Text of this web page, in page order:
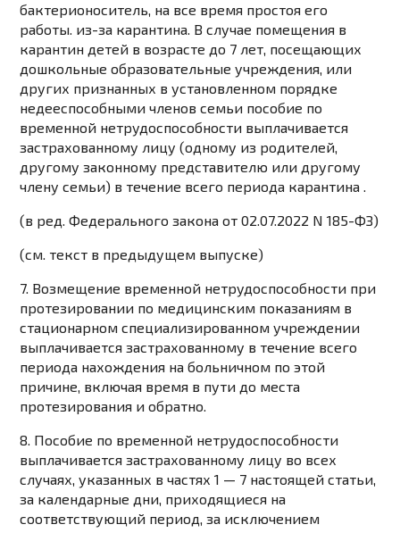
бактерионоситель, на все время простоя его
работы. из-за карантина. В случае помещения в
карантин детей в возрасте до 7 лет, посещающих
дошкольные образовательные учреждения, или
других признанных в установленном порядке
недееспособными членов семьи пособие по
временной нетрудоспособности выплачивается
застрахованному лицу (одному из родителей,
другому законному представителю или другому
члену семьи) в течение всего периода карантина .
(в ред. Федерального закона от 02.07.2022 N 185-ФЗ)
(см. текст в предыдущем выпуске)
7. Возмещение временной нетрудоспособности при
протезировании по медицинским показаниям в
стационарном специализированном учреждении
выплачивается застрахованному в течение всего
периода нахождения на больничном по этой
причине, включая время в пути до места
протезирования и обратно.
8. Пособие по временной нетрудоспособности
выплачивается застрахованному лицу во всех
случаях, указанных в частях 1 — 7 настоящей статьи,
за календарные дни, приходящиеся на
соответствующий период, за исключением